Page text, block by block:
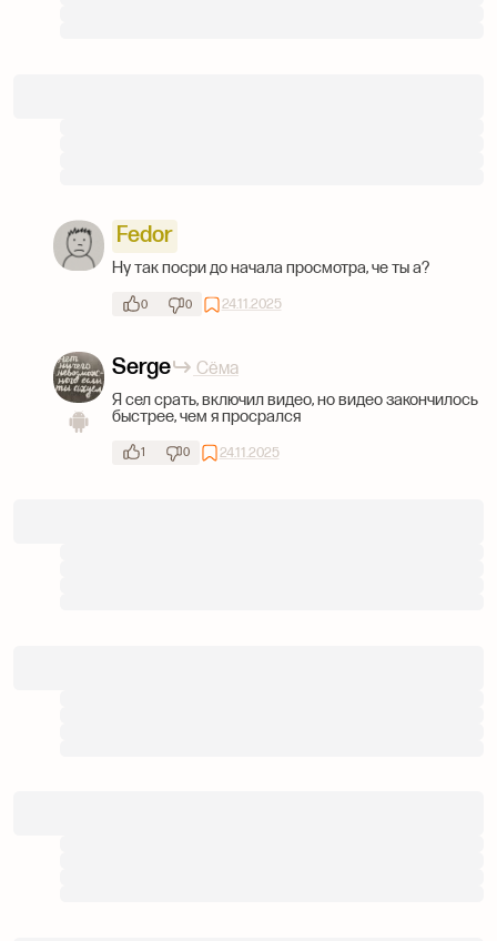
Fedor
Ну так посри до начала просмотра, че ты а?
0 0 24.11.2025
Serge
Сёма
Я сел срать, включил видео, но видео закончилось
быстрее, чем я просрался
1 0 24.11.2025